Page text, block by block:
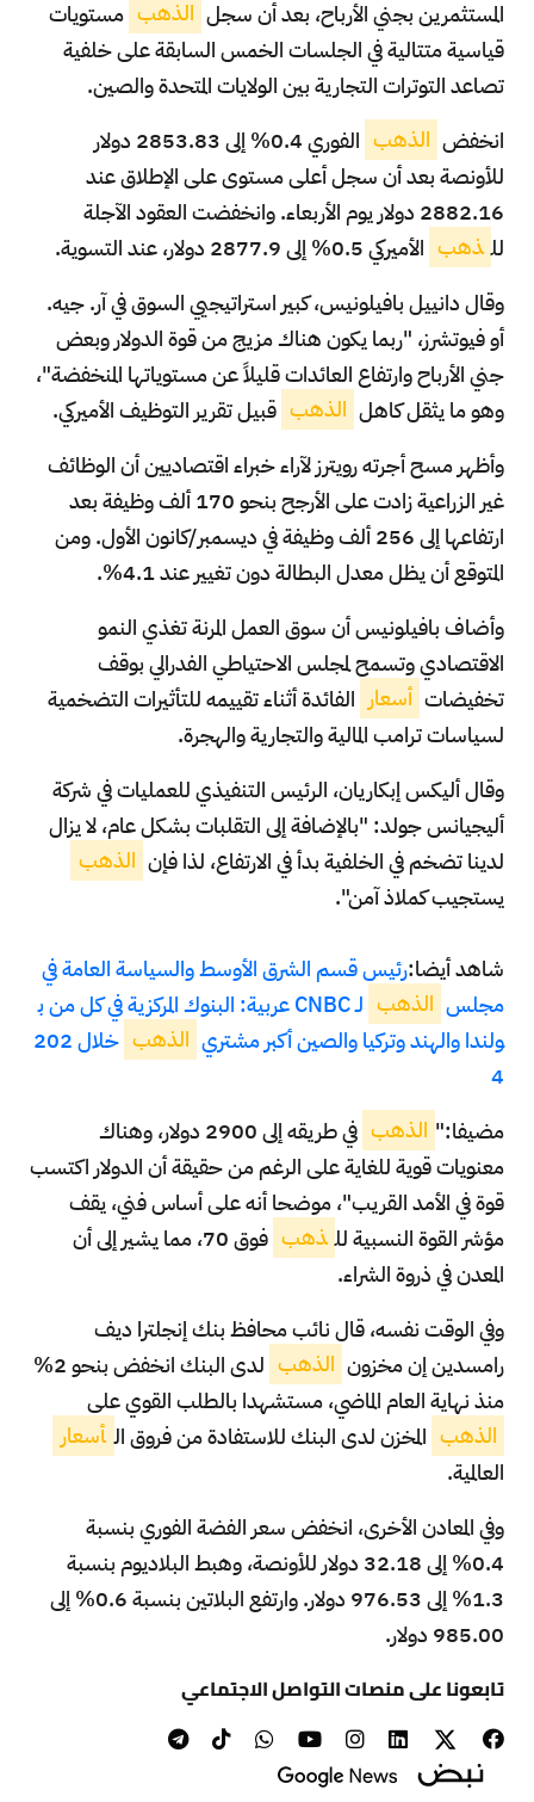
المستثمرين بجني الأرباح، بعد أن سجل الذهب مستويات
قياسية متتالية في الجلسات الخمس السابقة على خلفية
تصاعد التوترات التجارية بين الولايات المتحدة والصين.
انخفض الذهب
الفوري 0.4% إلى 2853.83 دولار
للأونصة بعد أن سجل أعلى مستوى على الإطلاق عند
2882.16 دولار يوم الأربعاء. وانخفضت العقود الآجلة
لل ذهب الأميركي 0.5% إلى 2877.9 دولار، عند التسوية.
وقال دانييل بافيلونيس، كبير استراتيجيي السوق في آر. جيه.
أو فيوتشرز، "ربما يكون هناك مزيج من قوة الدولار وبعض
جني الأرباح وارتفاع العائدات قليلاً عن مستوياتها المنخفضة"،
وهو ما يثقل كاهل الذهب قبيل تقرير التوظيف الأميركي.
وأظهر مسح أجرته رويترز لآراء خبراء اقتصاديين أن الوظائف
غير الزراعية زادت على الأرجح بنحو 170 ألف وظيفة بعد
ارتفاعها إلى 256 ألف وظيفة في ديسمبر/كانون الأول. ومن
المتوقع أن يظل معدل البطالة دون تغيير عند 4.1%.
وأضاف بافيلونيس أن سوق العمل المرنة تغذي النمو
الاقتصادي وتسمح لمجلس الاحتياطي الفدرالي بوقف
تخفيضات أسعار الفائدة أثناء تقييمه للتأثيرات التضخمية
لسياسات ترامب المالية والتجارية والهجرة.
وقال أليكس إبكاريان، الرئيس التنفيذي للعمليات في شركة
أليجيانس جولد: "بالإضافة إلى التقلبات بشكل عام، لا يزال
لدينا تضخم في الخلفية بدأ في الارتفاع، لذا فإن الذهب
يستجيب كملاذ آمن".
شاهد أيضا:رئيس قسم الشرق الأوسط والسياسة العامة في
مجلس الذهب
لـ CNBC عربية: البنوك المركزية في كل من ب
ولندا والهند وتركيا والصين أكبر مشتري الذهب
خلال 202
4
مضيفا:" الذهب
في طريقه إلى 2900 دولار، وهناك
معنويات قوية للغاية على الرغم من حقيقة أن الدولار اكتسب
قوة في الأمد القريب"، موضحا أنه على أساس فني، يقف
مؤشر القوة النسبية لل ذهب
فوق 70، مما يشير إلى أن
المعدن في ذروة الشراء.
وفي الوقت نفسه، قال نائب محافظ بنك إنجلترا ديف
رامسدين إن مخزون الذهب
لدى البنك انخفض بنحو 2%
منذ نهاية العام الماضي، مستشهدا بالطلب القوي على
الذهب المخزن لدى البنك للاستفادة من فروق ال أسعار
العالمية.
وفي المعادن الأخرى، انخفض سعر الفضة الفوري بنسبة
0.4% إلى 32.18 دولار للأونصة، وهبط البلاديوم بنسبة
1.3% إلى 976.53 دولار. وارتفع البلاتين بنسبة 0.6% إلى
985.00 دولار.
تابعونا على منصات التواصل الاجتماعي